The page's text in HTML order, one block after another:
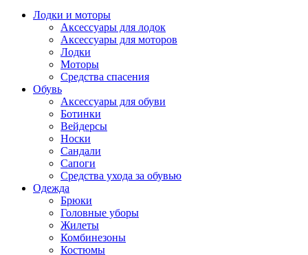
Лодки и моторы
Аксессуары для лодок
Аксессуары для моторов
Лодки
Моторы
Средства спасения
Обувь
Аксессуары для обуви
Ботинки
Вейдерсы
Носки
Сандали
Сапоги
Средства ухода за обувью
Одежда
Брюки
Головные уборы
Жилеты
Комбинезоны
Костюмы